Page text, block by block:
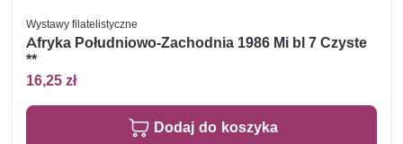
Wystawy filatelistyczne
Afryka Południowo-Zachodnia 1986 Mi bl 7 Czyste
**
16,25 zł
Dodaj do koszyka